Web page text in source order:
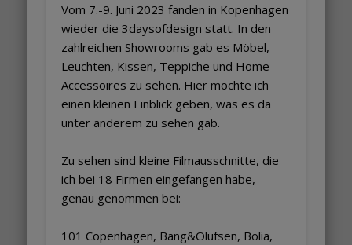
Vom 7.-9. Juni 2023 fanden in Kopenhagen
wieder die 3daysofdesign statt. In den
zahlreichen Showrooms gab es Möbel,
Leuchten, Kissen, Teppiche und Home-
Accessoires zu sehen. Hier möchte ich
einen kleinen Einblick geben, was es da
unter anderem zu sehen gab.
Zu sehen sind kleine Filmausschnitte, die
ich bei 18 Firmen eingefangen habe,
genau genommen bei:
101 Copenhagen, Bang&Olufsen, Bolia,